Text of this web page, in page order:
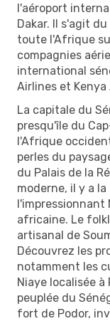
l'aéroport
Dakar. Il s'agit
toute l'Afrique
compagnies
international
Airlines et Kenya
La capitale du
presqu'île du
l'Afrique
perles du
du Palais de la
moderne, il y a
l'impressionnant
africaine. Le
artisanal de
Découvrez les
notamment les
Niaye localisée
peuplée du
fort de Podor,